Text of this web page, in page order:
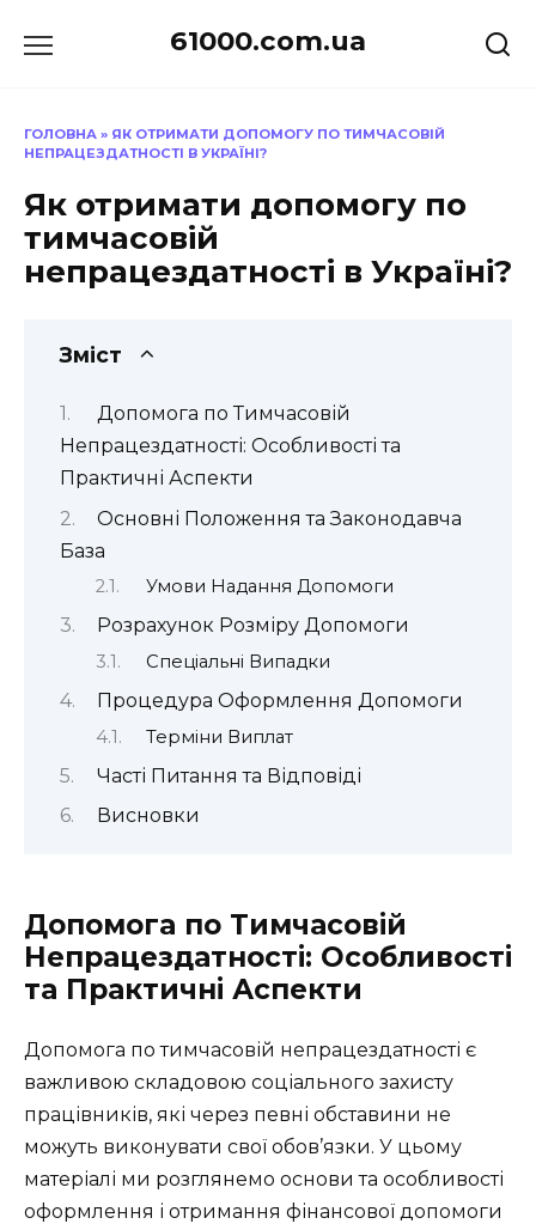
до
61000.com.ua
ГОЛОВНА » ЯК ОТРИМАТИ ДОПОМОГУ ПО ТИМЧАСОВІЙ
НЕПРАЦЕЗДАТНОСТІ В УКРАЇНІ?
Як отримати допомогу по
тимчасовій
непрацездатності в Україні?
Зміст
Допомога по Тимчасовій
Непрацездатності: Особливості та
Практичні Аспекти
Основні Положення та Законодавча
База
Умови Надання Допомоги
Розрахунок Розміру Допомоги
Спеціальні Випадки
Процедура Оформлення Допомоги
Терміни Виплат
Часті Питання та Відповіді
Висновки
Допомога по Тимчасовій
Непрацездатності: Особливості
та Практичні Аспекти
Допомога по тимчасовій непрацездатності є
важливою складовою соціального захисту
працівників, які через певні обставини не
можуть виконувати свої обов’язки. У цьому
матеріалі ми розглянемо основи та особливості
оформлення і отримання фінансової допомоги